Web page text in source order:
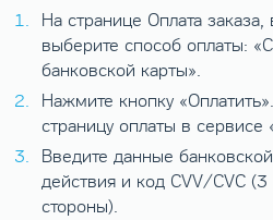
На странице Оплата
выберите способ оплаты:
банковской карты».
Нажмите кнопку
страницу оплаты в сервисе
Введите данные
действия и код CVV/CVC
стороны).